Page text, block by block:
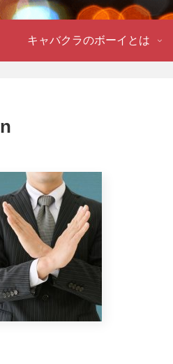
キャバクラのボーイとは